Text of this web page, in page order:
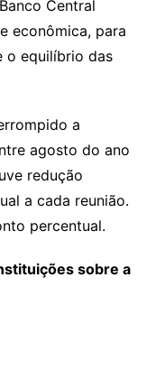
sr
o
Central
econômica, para
o equilíbrio das
a
agosto do ano
redução
a cada reunião.
percentual.
sobre a